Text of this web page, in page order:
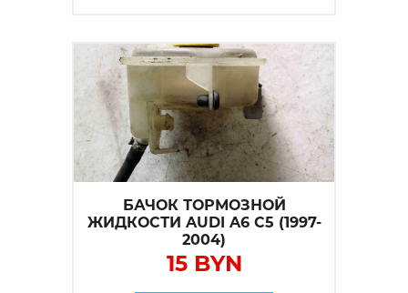
БАЧОК ТОРМОЗНОЙ
ЖИДКОСТИ AUDI A6 C5 (1997-
2004)
15 BYN